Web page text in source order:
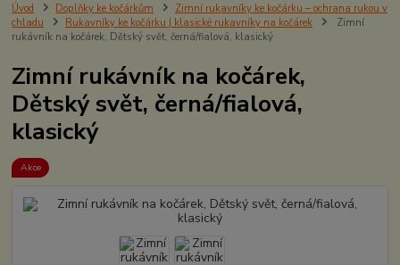
Úvod Doplňky ke kočárkům
Zimní rukavníky ke kočárku – ochrana rukou v
chladu
Rukavníky ke kočárku | klasické rukavníky na kočárek
Zimní
rukávník na kočárek, Dětský svět, černá/fialová, klasický
Zimní rukávník na kočárek,
Dětský svět, černá/fialová,
klasický
Akce